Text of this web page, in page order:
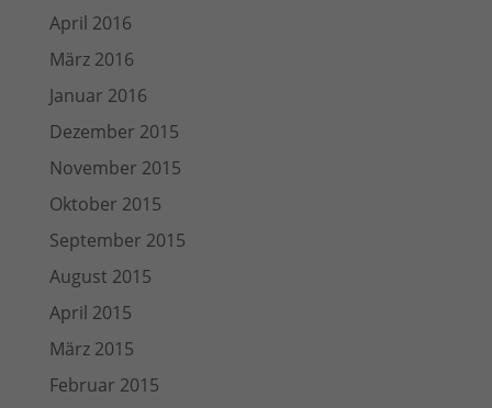
April 2016
März 2016
Januar 2016
Dezember 2015
November 2015
Oktober 2015
September 2015
August 2015
April 2015
März 2015
Februar 2015